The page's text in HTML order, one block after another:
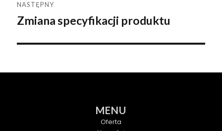
NASTĘPNY
Następny
Zmiana specyfikacji produktu
MENU
Oferta